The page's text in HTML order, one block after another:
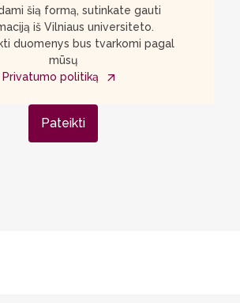
šią formą, sutinkate gauti
iš Vilniaus universiteto.
duomenys bus tvarkomi pagal
mūsų
Privatumo politiką
Pateikti